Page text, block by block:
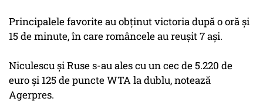
Principalele favorite au obținut victoria după o oră și
15 de minute, în care româncele au reușit 7 ași.
Niculescu și Ruse s-au ales cu un cec de 5.220 de
euro și 125 de puncte WTA la dublu, notează
Agerpres.